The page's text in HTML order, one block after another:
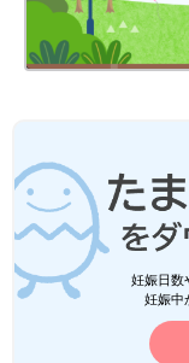
妊娠日数
妊娠中